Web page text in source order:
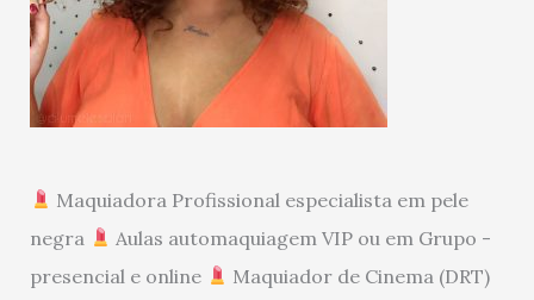
Maquiadora Profissional especialista em pele
negra
Aulas automaquiagem VIP ou em Grupo -
presencial e online
Maquiador de Cinema (DRT)